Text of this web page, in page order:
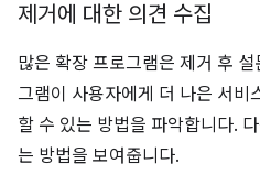
제거에 대한 의견 수집
많은 확장 프로그램은 제거 후
그램이 사용자에게 더 나은 서비
할 수 있는 방법을 파악합니다.
는 방법을 보여줍니다.